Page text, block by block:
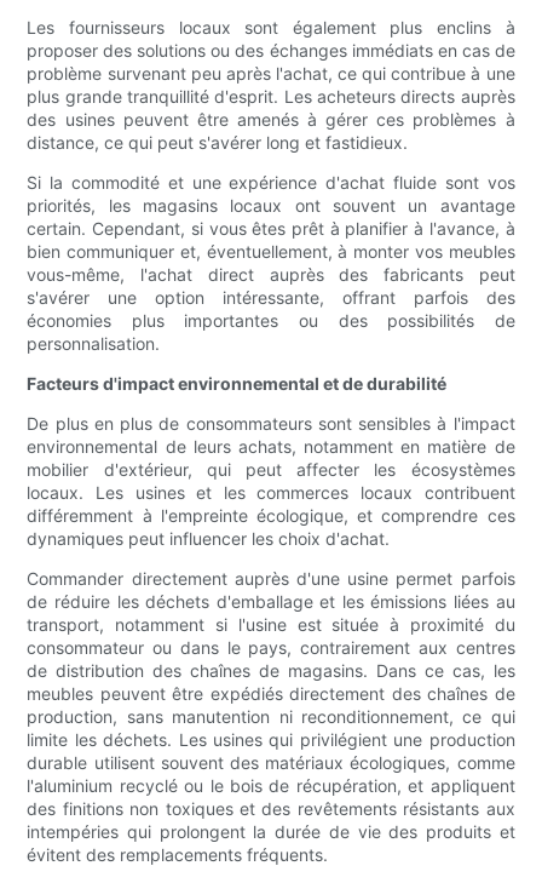
Les fournisseurs locaux sont également plus enclins à
proposer des solutions ou des échanges immédiats en cas de
problème survenant peu après l'achat, ce qui contribue à une
plus grande tranquillité d'esprit. Les acheteurs directs auprès
des usines peuvent être amenés à gérer ces problèmes à
distance, ce qui peut s'avérer long et fastidieux.
Si la commodité et une expérience d'achat fluide sont vos
priorités, les magasins locaux ont souvent un avantage
certain. Cependant, si vous êtes prêt à planifier à l'avance, à
bien communiquer et, éventuellement, à monter vos meubles
vous-même, l'achat direct auprès des fabricants peut
s'avérer une option intéressante, offrant parfois des
économies plus importantes ou des possibilités de
personnalisation.
Facteurs d'impact environnemental et de durabilité
De plus en plus de consommateurs sont sensibles à l'impact
environnemental de leurs achats, notamment en matière de
mobilier d'extérieur, qui peut affecter les écosystèmes
locaux. Les usines et les commerces locaux contribuent
différemment à l'empreinte écologique, et comprendre ces
dynamiques peut influencer les choix d'achat.
Commander directement auprès d'une usine permet parfois
de réduire les déchets d'emballage et les émissions liées au
transport, notamment si l'usine est située à proximité du
consommateur ou dans le pays, contrairement aux centres
de distribution des chaînes de magasins. Dans ce cas, les
meubles peuvent être expédiés directement des chaînes de
production, sans manutention ni reconditionnement, ce qui
limite les déchets. Les usines qui privilégient une production
durable utilisent souvent des matériaux écologiques, comme
l'aluminium recyclé ou le bois de récupération, et appliquent
des finitions non toxiques et des revêtements résistants aux
intempéries qui prolongent la durée de vie des produits et
évitent des remplacements fréquents.